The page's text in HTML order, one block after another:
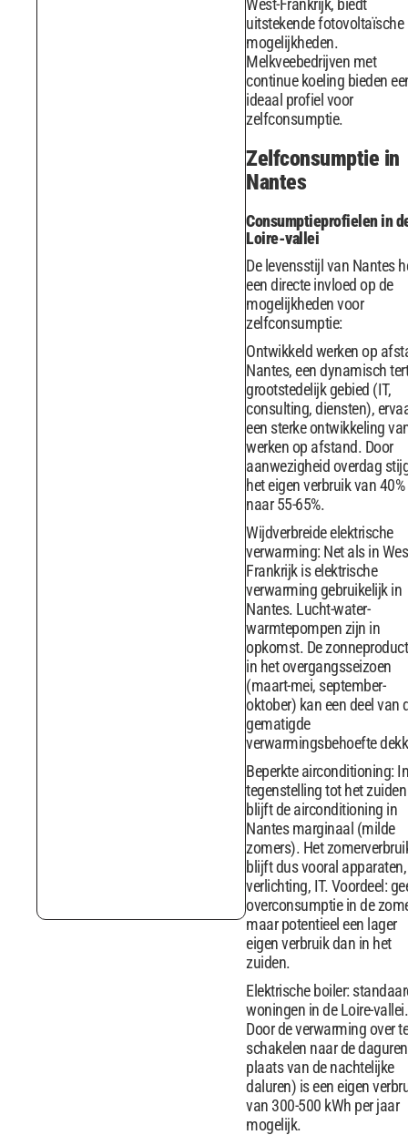
uitstekende fotovoltaïsche
mogelijkheden.
Melkveebedrijven met
continue koeling bieden
ideaal profiel voor
zelfconsumptie.
Zelfconsumptie in
Nantes
Consumptieprofielen in
Loire-vallei
De levensstijl van Nantes
een directe invloed op de
mogelijkheden voor
zelfconsumptie:
Ontwikkeld werken op
Nantes, een dynamisch
grootstedelijk gebied (IT,
consulting, diensten),
een sterke ontwikkeling
werken op afstand. Door
aanwezigheid overdag
het eigen verbruik van 40%
naar 55-65%.
Wijdverbreide elektrische
verwarming: Net als in
Frankrijk is elektrische
verwarming gebruikelijk in
Nantes. Lucht-water-
warmtepompen zijn in
opkomst. De
in het overgangsseizoen
(maart-mei, september-
oktober) kan een deel van
gematigde
verwarmingsbehoefte
Beperkte airconditioning: In
tegenstelling tot het zuiden
blijft de airconditioning in
Nantes marginaal (milde
zomers). Het
blijft dus vooral apparaten,
verlichting, IT. Voordeel:
overconsumptie in de
maar potentieel een lager
eigen verbruik dan in het
zuiden.
Elektrische boiler:
woningen in de Loire-vallei.
Door de verwarming over te
schakelen naar de
plaats van de nachtelijke
daluren) is een eigen
van 300-500 kWh per jaar
mogelijk.